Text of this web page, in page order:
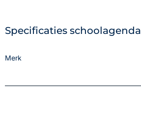
Specificaties schoolagenda
Merk